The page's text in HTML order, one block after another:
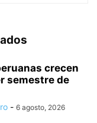
crecen
semestre de
- 6 agosto, 2026